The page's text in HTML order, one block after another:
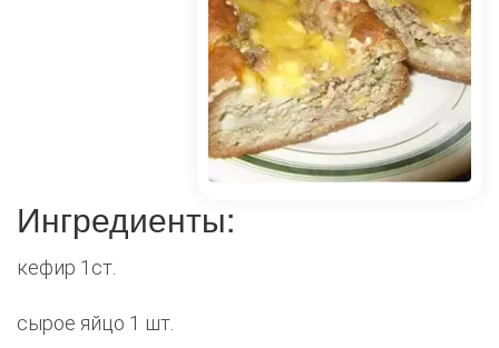
Ингредиенты:
кефир 1ст.
сырое яйцо 1 шт.